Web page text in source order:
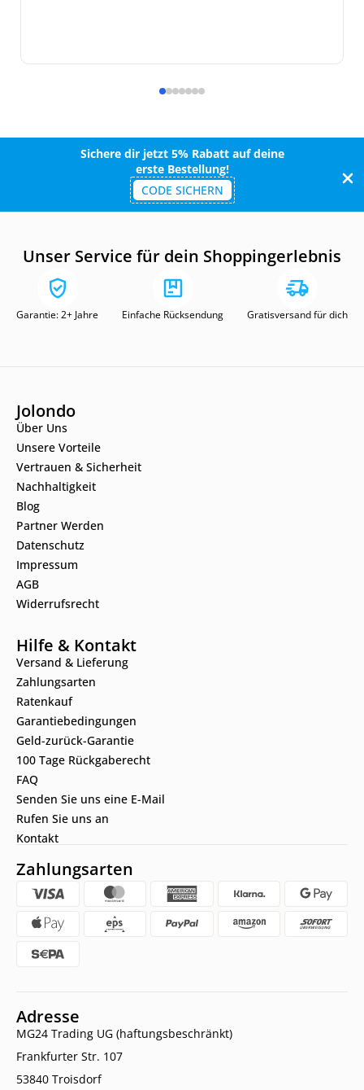
Sichere dir jetzt 5% Rabatt auf deine
erste Bestellung!
CODE SICHERN
Unser Service für dein Shoppingerlebnis
Garantie: 2+ Jahre Einfache Rücksendung Gratisversand für dich
Jolondo
Über Uns
Unsere Vorteile
Vertrauen & Sicherheit
Nachhaltigkeit
Blog
Partner Werden
Datenschutz
Impressum
AGB
Widerrufsrecht
Hilfe & Kontakt
Versand & Lieferung
Zahlungsarten
Ratenkauf
Garantiebedingungen
Geld-zurück-Garantie
100 Tage Rückgaberecht
FAQ
Senden Sie uns eine E-Mail
Rufen Sie uns an
Kontakt
Zahlungsarten
Adresse
MG24 Trading UG (haftungsbeschränkt)
Frankfurter Str. 107
53840 Troisdorf